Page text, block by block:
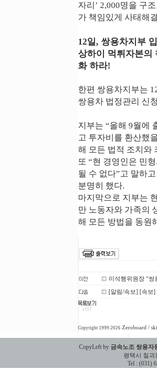
자리’ 2,000명을 구
가 책임있게 사태해
12일, 쌍용차지부
상하이 먹튀자본의
화 하라!
한편 쌍용차지부는
쌍용차 법정관리 신
지부는 “올해 9월에
고 투자비를 환산했
해 모든 법적 조치와
또 “현 경영인은 민
될 수 없다”고 말하
분명히 했다.
마지막으로 지부는
만 노동자와 가족의
해 모든 방법을 동원
이석행위원장 “
[알림/속보] [속보]
Copyright 1999-2026 Zeroboard /
CopyLeft by 금속노조 쌍용자
평택시 칠괴동
Tel : (031)